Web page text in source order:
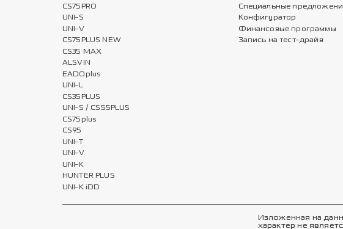
CS75PRO
UNI-S
UNI-V
CS75PLUS NEW
CS35 MAX
ALSVIN
EADOplus
UNI-L
CS35PLUS
UNI-S / CS55PLUS
CS75plus
CS95
UNI-T
UNI-V
UNI-K
HUNTER PLUS
UNI-K iDD
Специальные
Конфигуратор
Финансовые программы
Запись на тест-драйв
Изложенная на
характер не